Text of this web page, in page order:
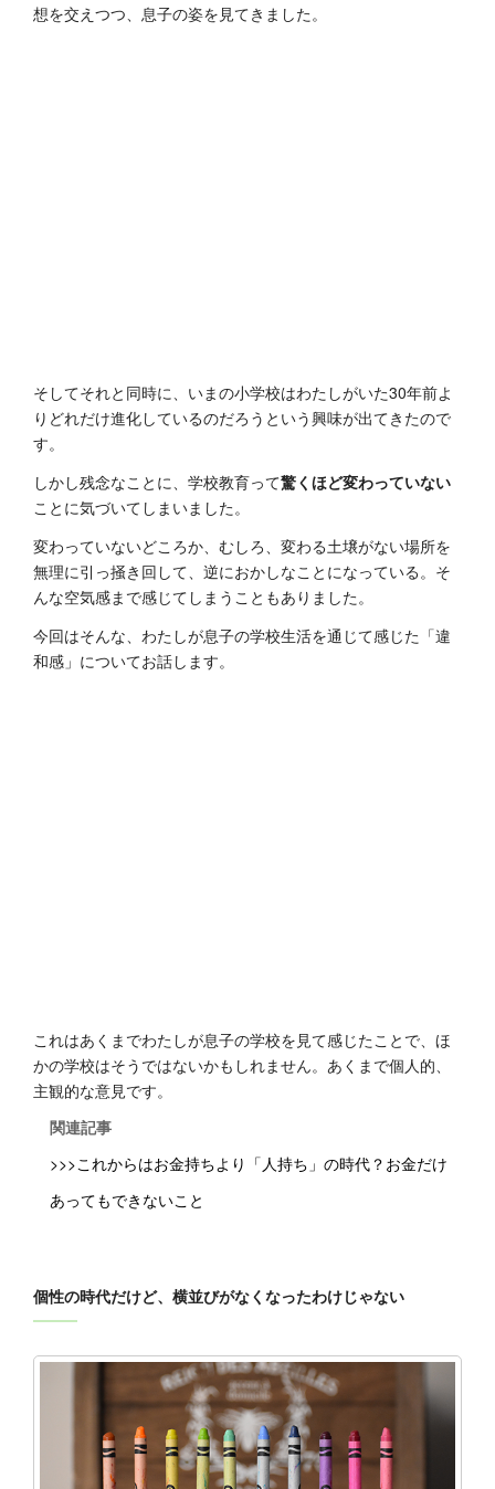
想を交えつつ、息子の姿を見てきました。
そしてそれと同時に、いまの小学校はわたしがいた30年前よ
りどれだけ進化しているのだろうという興味が出てきたので
す。
しかし残念なことに、学校教育って驚くほど変わっていない
ことに気づいてしまいました。
変わっていないどころか、むしろ、変わる土壌がない場所を
無理に引っ掻き回して、逆におかしなことになっている。そ
んな空気感まで感じてしまうこともありました。
今回はそんな、わたしが息子の学校生活を通じて感じた「違
和感」についてお話します。
これはあくまでわたしが息子の学校を見て感じたことで、ほ
かの学校はそうではないかもしれません。あくまで個人的、
主観的な意見です。
関連記事
>>>これからはお金持ちより「人持ち」の時代？お金だけ
あってもできないこと
個性の時代だけど、横並びがなくなったわけじゃない